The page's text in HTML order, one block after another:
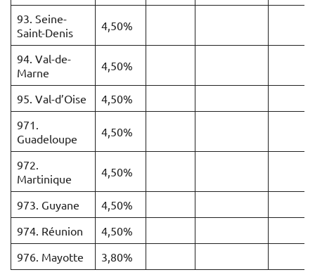
93. Seine-
Saint-Denis
4,50%
94. Val-de-
Marne
4,50%
95. Val-d’Oise
4,50%
971.
Guadeloupe
4,50%
972.
Martinique
4,50%
973. Guyane
4,50%
974. Réunion
4,50%
976. Mayotte
3,80%